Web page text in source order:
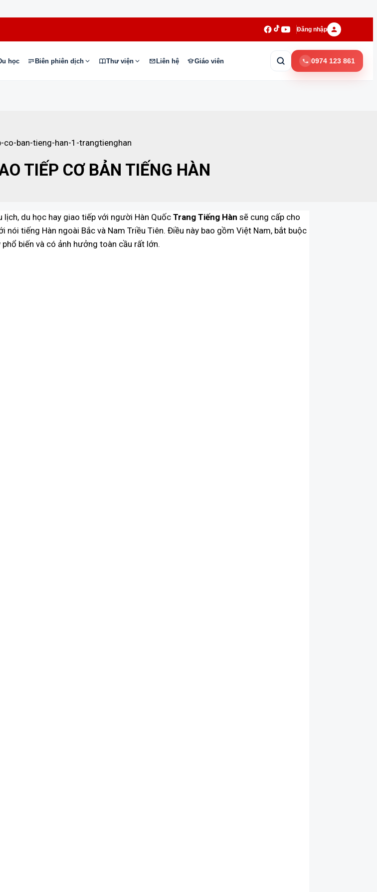
Đăng nhập
học Biên phiên dịch Thư viện Liên hệ Giáo viên 0974 123 861
TIẾP CƠ BẢN TIẾNG HÀN
du học hay giao tiếp với người Hàn Quốc Trang Tiếng Hàn sẽ cung cấp cho
tiếng Hàn ngoài Bắc và Nam Triều Tiên. Điều này bao gồm Việt Nam, bắt buộc
biến và có ảnh hưởng toàn cầu rất lớn.